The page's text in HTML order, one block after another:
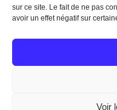
sur ce site. Le fait de ne pas
avoir un effet négatif sur
Voir
Mentions légales